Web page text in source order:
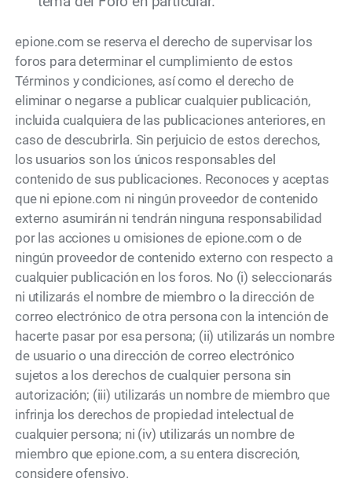
epione.com se reserva el derecho de supervisar los
foros para determinar el cumplimiento de estos
Términos y condiciones, así como el derecho de
eliminar o negarse a publicar cualquier publicación,
incluida cualquiera de las publicaciones anteriores, en
caso de descubrirla. Sin perjuicio de estos derechos,
los usuarios son los únicos responsables del
contenido de sus publicaciones. Reconoces y aceptas
que ni epione.com ni ningún proveedor de contenido
externo asumirán ni tendrán ninguna responsabilidad
por las acciones u omisiones de epione.com o de
ningún proveedor de contenido externo con respecto a
cualquier publicación en los foros. No (i) seleccionarás
ni utilizarás el nombre de miembro o la dirección de
correo electrónico de otra persona con la intención de
hacerte pasar por esa persona; (ii) utilizarás un nombre
de usuario o una dirección de correo electrónico
sujetos a los derechos de cualquier persona sin
autorización; (iii) utilizarás un nombre de miembro que
infrinja los derechos de propiedad intelectual de
cualquier persona; ni (iv) utilizarás un nombre de
miembro que epione.com, a su entera discreción,
considere ofensivo.